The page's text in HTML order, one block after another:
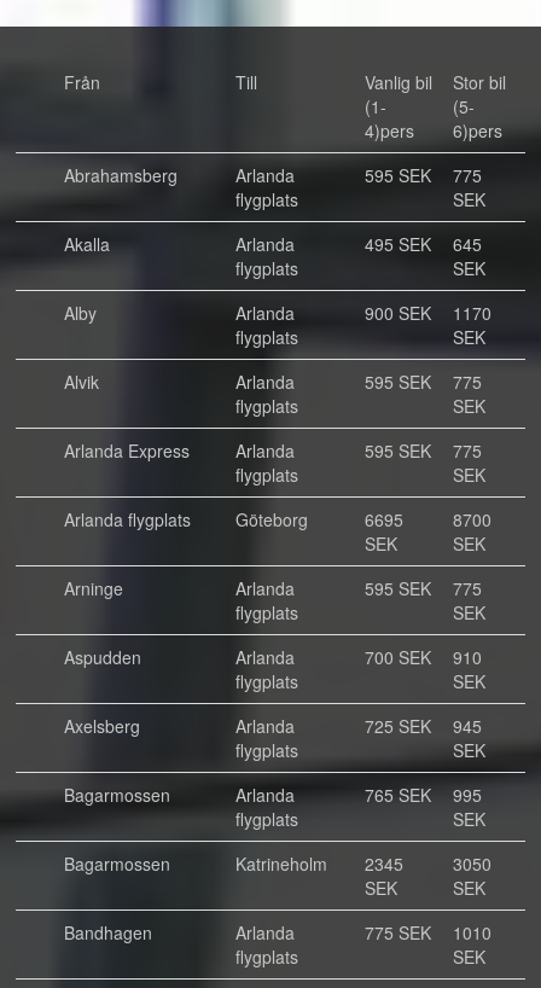
Från Till
Vanlig bil
(1-
4)pers
Stor bil
(5-
6)pers
Abrahamsberg
Arlanda
flygplats
595 SEK
775
SEK
Akalla
Arlanda
flygplats
495 SEK
645
SEK
Alby
Arlanda
flygplats
900 SEK
1170
SEK
Alvik
Arlanda
flygplats
595 SEK
775
SEK
Arlanda Express
Arlanda
flygplats
595 SEK
775
SEK
Arlanda flygplats
Göteborg
6695
SEK
8700
SEK
Arninge
Arlanda
flygplats
595 SEK
775
SEK
Aspudden
Arlanda
flygplats
700 SEK
910
SEK
Axelsberg
Arlanda
flygplats
725 SEK
945
SEK
Bagarmossen
Arlanda
flygplats
765 SEK
995
SEK
Bagarmossen
Katrineholm
2345
SEK
3050
SEK
Bandhagen
Arlanda
flygplats
775 SEK
1010
SEK